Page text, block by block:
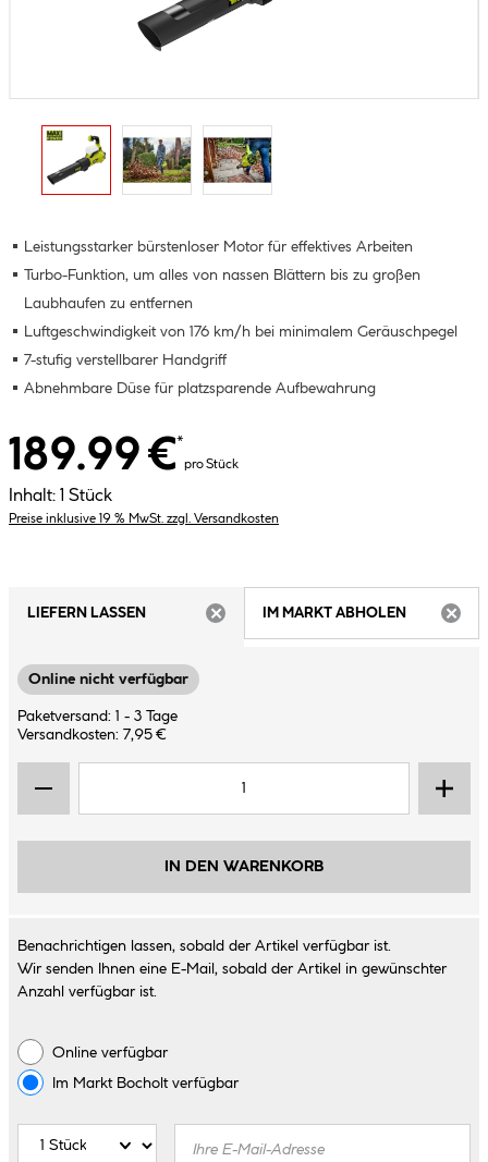
Leistungsstarker bürstenloser Motor für effektives Arbeiten
Turbo-Funktion, um alles von nassen Blättern bis zu großen
Laubhaufen zu entfernen
Luftgeschwindigkeit von 176 km/h bei minimalem Geräuschpegel
7-stufig verstellbarer Handgriff
Abnehmbare Düse für platzsparende Aufbewahrung
189.99 €*
pro Stück
Inhalt: 1 Stück
Preise inklusive 19 % MwSt. zzgl. Versandkosten
LIEFERN LASSEN
IM MARKT ABHOLEN
Online nicht verfügbar
Paketversand: 1 - 3 Tage
Versandkosten: 7,95 €
IN DEN WARENKORB
Benachrichtigen lassen, sobald der Artikel verfügbar ist.
Wir senden Ihnen eine E-Mail, sobald der Artikel in gewünschter
Anzahl verfügbar ist.
Online verfügbar
Im Markt Bocholtverfügbar